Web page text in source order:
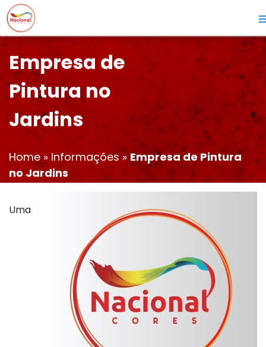
Empresa de
Pintura no
Jardins
Home » Informações » Empresa de Pintura
no Jardins
Uma